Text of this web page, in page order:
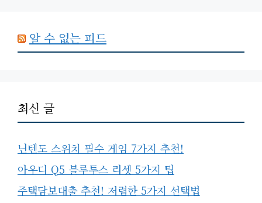
알 수 없는 피드
최신 글
닌텐도 스위치 필수 게임 7가지 추천!
아우디 Q5 블루투스 리셋 5가지 팁
주택담보대출 추천! 저렴한 5가지 선택법